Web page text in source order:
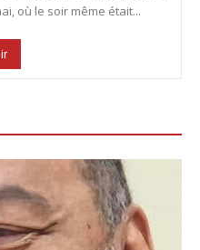
où le soir même était...